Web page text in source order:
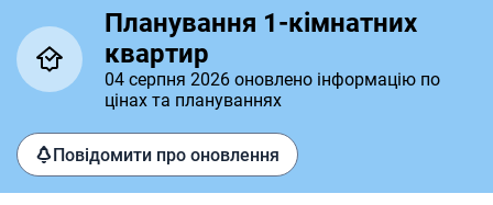
Планування 1-кімнатних
квартир
04 серпня 2026 оновлено інформацію по
цінах та плануваннях
Повідомити про оновлення